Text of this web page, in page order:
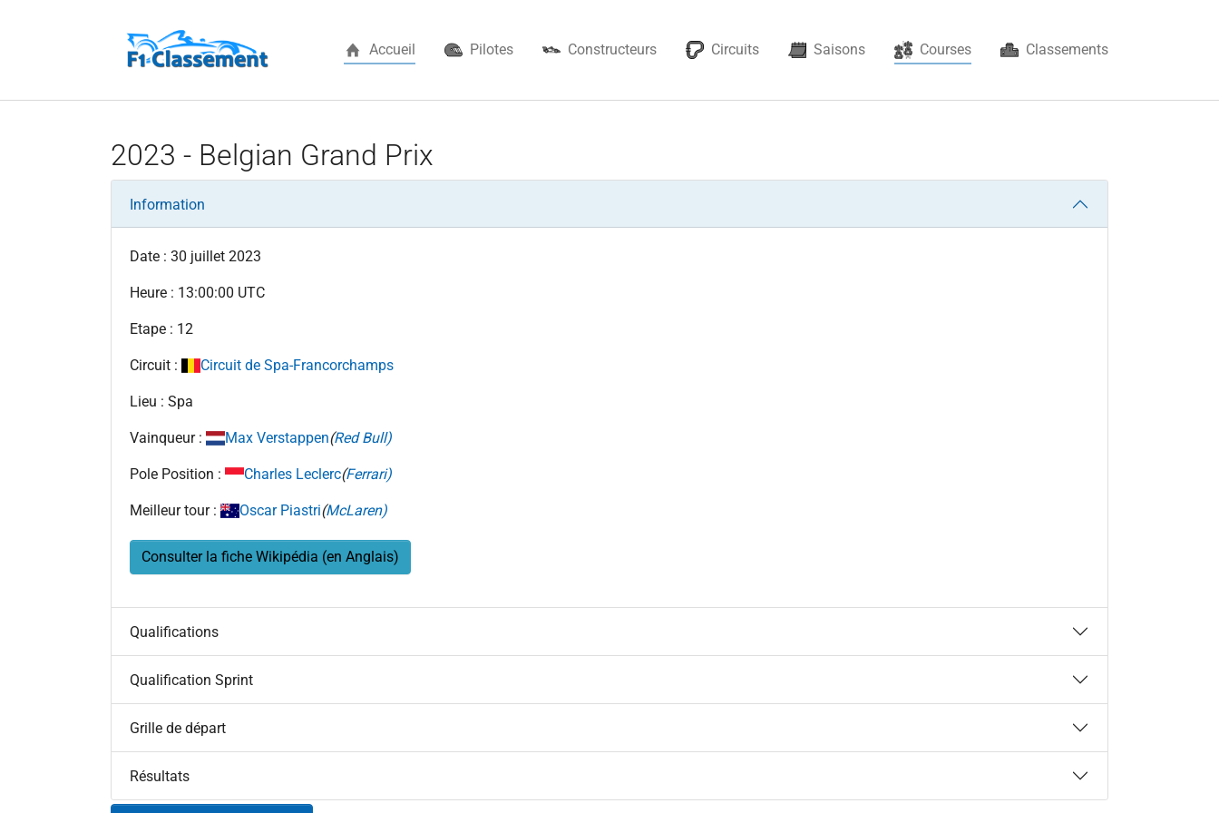
Accueil Pilotes Constructeurs Circuits Saisons Courses(current) Classements
2023 - Belgian Grand Prix
Information
Date : 30 juillet 2023
Heure : 13:00:00 UTC
Etape : 12
Circuit : Circuit de Spa-Francorchamps
Lieu : Spa
Vainqueur : Max Verstappen(Red Bull)
Pole Position : Charles Leclerc(Ferrari)
Meilleur tour : Oscar Piastri(McLaren)
Consulter la fiche Wikipédia (en Anglais)
Qualifications
Qualification Sprint
Grille de départ
Résultats